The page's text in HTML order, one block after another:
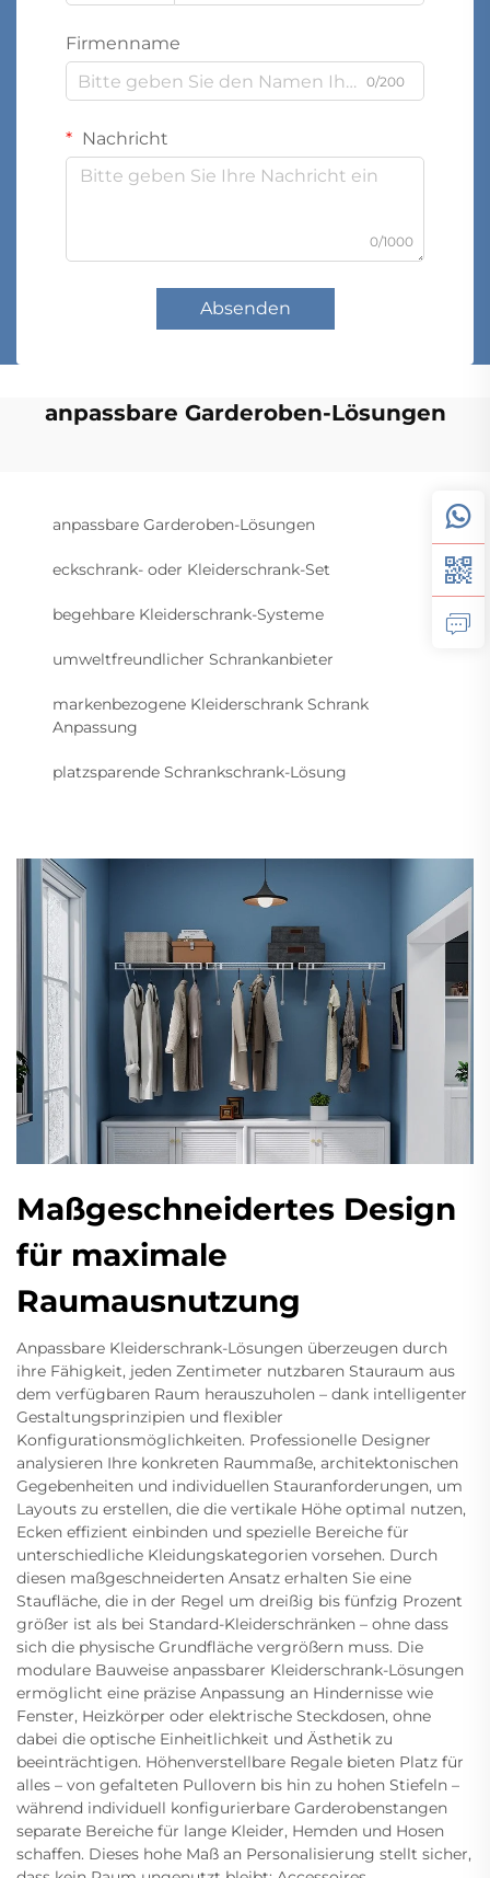
Firmenname
0/200
Nachricht
0/1000
Absenden
anpassbare Garderoben-Lösungen
anpassbare Garderoben-Lösungen
eckschrank- oder Kleiderschrank-Set
begehbare Kleiderschrank-Systeme
umweltfreundlicher Schrankanbieter
markenbezogene Kleiderschrank Schrank
Anpassung
platzsparende Schrankschrank-Lösung
Maßgeschneidertes Design
für maximale
Raumausnutzung
Anpassbare Kleiderschrank-Lösungen überzeugen durch
ihre Fähigkeit, jeden Zentimeter nutzbaren Stauraum aus
dem verfügbaren Raum herauszuholen – dank intelligenter
Gestaltungsprinzipien und flexibler
Konfigurationsmöglichkeiten. Professionelle Designer
analysieren Ihre konkreten Raummaße, architektonischen
Gegebenheiten und individuellen Stauranforderungen, um
Layouts zu erstellen, die die vertikale Höhe optimal nutzen,
Ecken effizient einbinden und spezielle Bereiche für
unterschiedliche Kleidungskategorien vorsehen. Durch
diesen maßgeschneiderten Ansatz erhalten Sie eine
Staufläche, die in der Regel um dreißig bis fünfzig Prozent
größer ist als bei Standard-Kleiderschränken – ohne dass
sich die physische Grundfläche vergrößern muss. Die
modulare Bauweise anpassbarer Kleiderschrank-Lösungen
ermöglicht eine präzise Anpassung an Hindernisse wie
Fenster, Heizkörper oder elektrische Steckdosen, ohne
dabei die optische Einheitlichkeit und Ästhetik zu
beeinträchtigen. Höhenverstellbare Regale bieten Platz für
alles – von gefalteten Pullovern bis hin zu hohen Stiefeln –
während individuell konfigurierbare Garderobenstangen
separate Bereiche für lange Kleider, Hemden und Hosen
schaffen. Dieses hohe Maß an Personalisierung stellt sicher,